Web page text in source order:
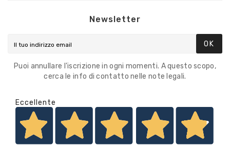
Newsletter
OK
Puoi annullare l'iscrizione in ogni momenti. A questo scopo,
cerca le info di contatto nelle note legali.
Eccellente